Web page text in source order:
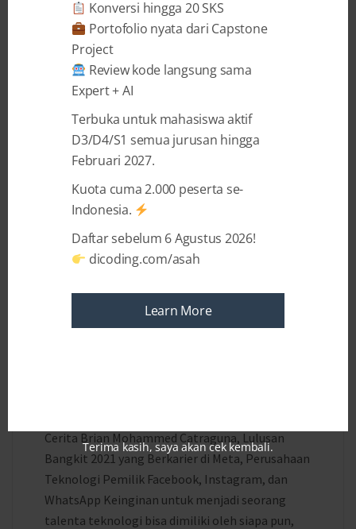
developer dengan pengalaman empat tahun,
sangat menyadari hal itu. Ia merasa bahwa tren
kecerdasan buatan ini akan semakin pesat pada
masa mendatang. “Jika ...
Cerita Brian Mohammed Catraguna, Lulusan
Bangkit 2021 yang Berkarier di Meta, Perusahaan
Teknologi Pemilik Facebook, Instagram, dan
WhatsApp Keinginan untuk menjadi seorang
talenta teknologi bisa dimiliki oleh siapa pun,
Konversi hingga 20 SKS
Portofolio nyata dari Capstone
Project
Review kode langsung sama
Expert + AI
Terbuka untuk mahasiswa aktif
D3/D4/S1 semua jurusan hingga
Februari 2027.
Kuota cuma 2.000 peserta se-
Indonesia.
Daftar sebelum 6 Agustus 2026!
dicoding.com/asah
Learn More
Terima kasih, saya akan cek kembali.